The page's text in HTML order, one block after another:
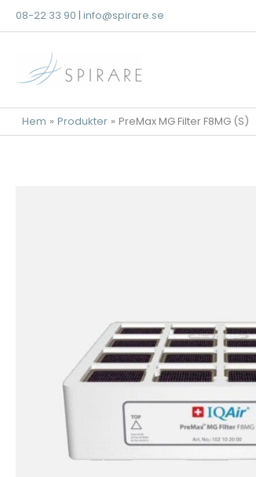
Hoppa
till
08-22 33 90 | info@spirare.se
Hem Produkter PreMax MG Filter F8MG (S)